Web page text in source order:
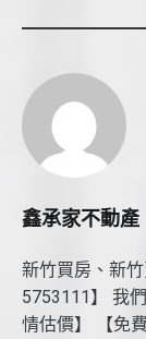
鑫承家不動產
新竹買房、新
5753111】 我
情估價】 【免